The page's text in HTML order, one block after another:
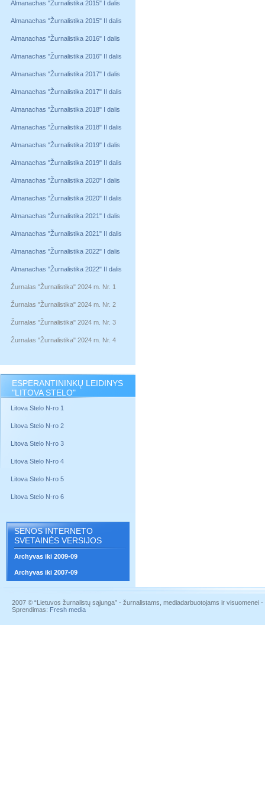
Almanachas "Žurnalistika 2015" I dalis
Almanachas "Žurnalistika 2015" II dalis
Almanachas "Žurnalistika 2016" I dalis
Almanachas "Žurnalistika 2016" II dalis
Almanachas "Žurnalistika 2017" I dalis
Almanachas "Žurnalistika 2017" II dalis
Almanachas "Žurnalistika 2018" I dalis
Almanachas "Žurnalistika 2018" II dalis
Almanachas "Žurnalistika 2019" I dalis
Almanachas "Žurnalistika 2019" II dalis
Almanachas "Žurnalistika 2020" I dalis
Almanachas "Žurnalistika 2020" II dalis
Almanachas "Žurnalistika 2021" I dalis
Almanachas "Žurnalistika 2021" II dalis
Almanachas "Žurnalistika 2022" I dalis
Almanachas "Žurnalistika 2022" II dalis
Žurnalas "Žurnalistika" 2024 m. Nr. 1
Žurnalas "Žurnalistika" 2024 m. Nr. 2
Žurnalas "Žurnalistika" 2024 m. Nr. 3
Žurnalas "Žurnalistika" 2024 m. Nr. 4
ESPERANTININKŲ LEIDINYS
"LITOVA STELO"
Litova Stelo N-ro 1
Litova Stelo N-ro 2
Litova Stelo N-ro 3
Litova Stelo N-ro 4
Litova Stelo N-ro 5
Litova Stelo N-ro 6
SENOS INTERNETO
SVETAINĖS VERSIJOS
Archyvas iki 2009-09
Archyvas iki 2007-09
2007 © “Lietuvos žurnalistų sąjunga” - žurnalistams, mediadarbuotojams ir visuomenei
Sprendimas: Fresh media